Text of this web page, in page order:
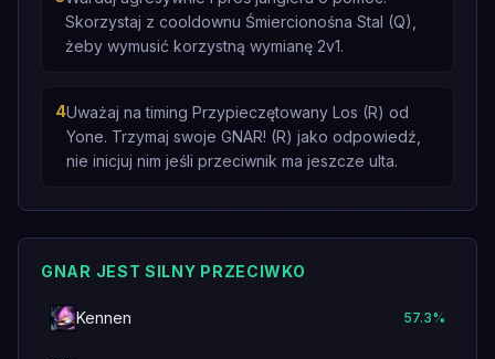
Skorzystaj z cooldownu Śmiercionośna Stal (Q),
żeby wymusić korzystną wymianę 2v1.
4Uważaj na timing Przypieczętowany Los (R) od
Yone. Trzymaj swoje GNAR! (R) jako odpowiedź,
nie inicjuj nim jeśli przeciwnik ma jeszcze ulta.
GNAR JEST SILNY PRZECIWKO
Kennen 57.3%